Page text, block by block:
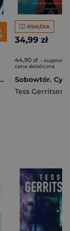
Isles. Tom 2
KSIĄŻKA
34,99 zł
44,90 zł -
cena detaliczna
Tess Gerritsen